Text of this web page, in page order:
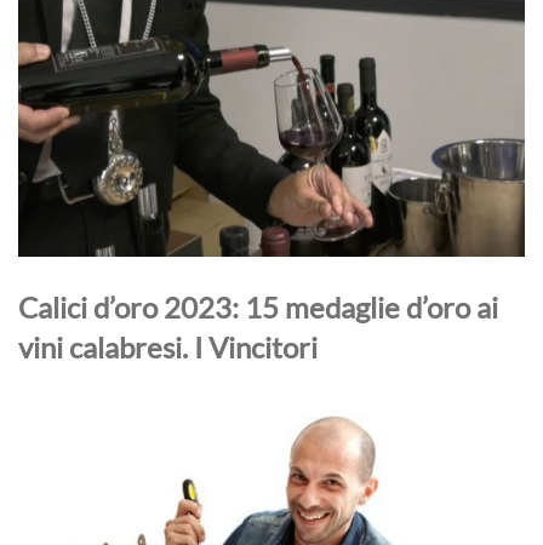
Calici d’oro 2023: 15 medaglie d’oro ai
vini calabresi. I Vincitori